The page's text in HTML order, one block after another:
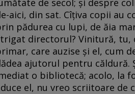
aici, din sat. Cîțiva copii au
pădurea cu lupi, de ăia
directorul? Vinitură, tu,
care auzise și el, cum
ajutorul pentru căldură.
o bibliotecă; acolo, la
el, nu vreo scriitoare de